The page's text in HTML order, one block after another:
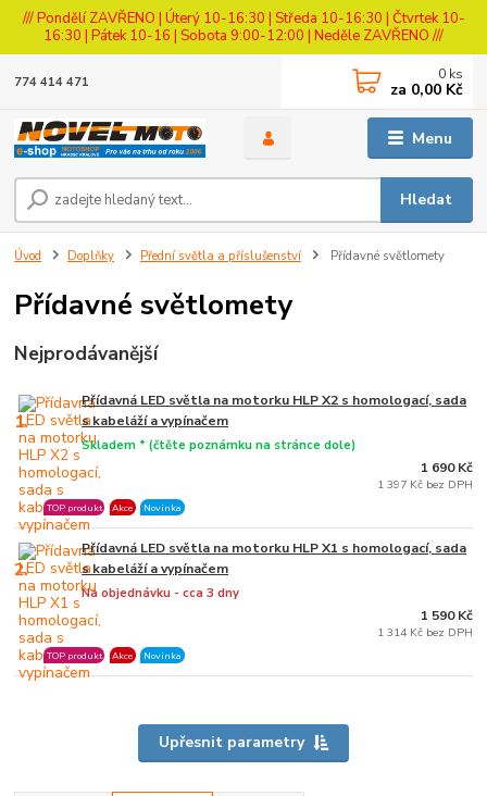
/// Pondělí ZAVŘENO | Úterý 10-16:30 | Středa 10-16:30 | Čtvrtek 10-
16:30 | Pátek 10-16 | Sobota 9:00-12:00 | Neděle ZAVŘENO ///
Menu
Hledat
774 414 471 0 ks
za 0,00 Kč
Úvod Doplňky Přední světla a příslušenství Přídavné světlomety
Přídavné světlomety
Nejprodávanější
1.
Přídavná LED světla na motorku HLP X2 s homologací, sada
s kabeláží a vypínačem
Skladem * (čtěte poznámku na stránce dole)
TOP produkt Akce Novinka
1 690 Kč
1 397 Kč bez DPH
2.
Přídavná LED světla na motorku HLP X1 s homologací, sada
s kabeláží a vypínačem
Na objednávku - cca 3 dny
TOP produkt Akce Novinka
1 590 Kč
1 314 Kč bez DPH
Upřesnit parametry